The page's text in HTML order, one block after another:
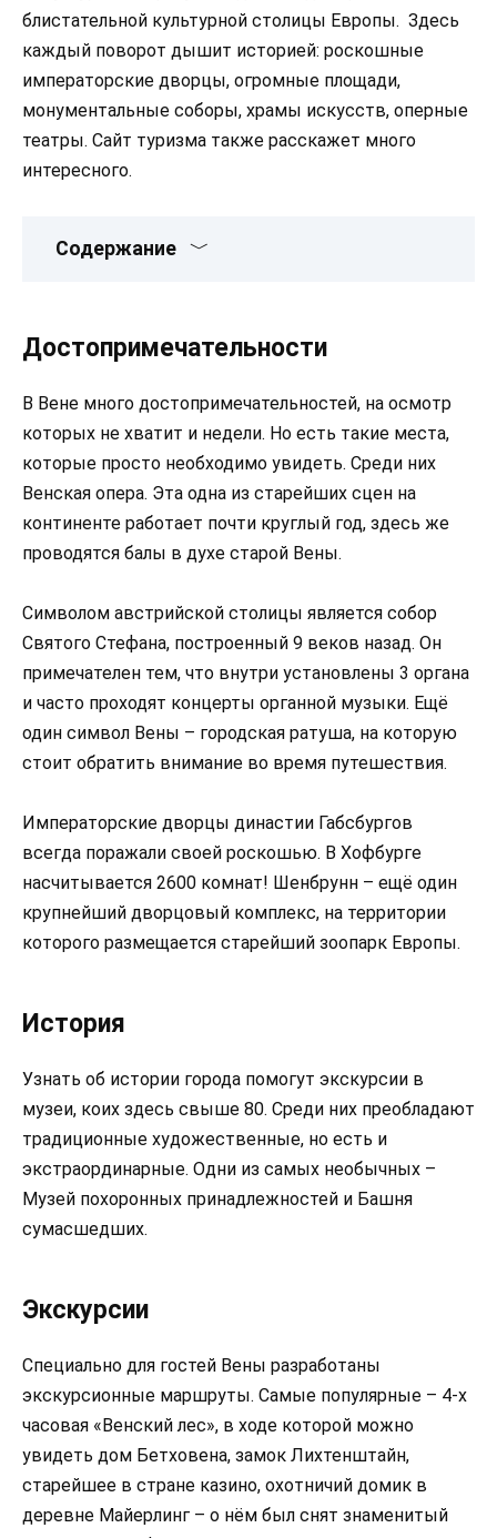
блистательной культурной столицы Европы. Здесь
каждый поворот дышит историей: роскошные
императорские дворцы, огромные площади,
монументальные соборы, храмы искусств, оперные
театры. Сайт туризма также расскажет много
интересного.
Содержание
Достопримечательности
В Вене много достопримечательностей, на осмотр
которых не хватит и недели. Но есть такие места,
которые просто необходимо увидеть. Среди них
Венская опера. Эта одна из старейших сцен на
континенте работает почти круглый год, здесь же
проводятся балы в духе старой Вены.
Символом австрийской столицы является собор
Святого Стефана, построенный 9 веков назад. Он
примечателен тем, что внутри установлены 3 органа
и часто проходят концерты органной музыки. Ещё
один символ Вены – городская ратуша, на которую
стоит обратить внимание во время путешествия.
Императорские дворцы династии Габсбургов
всегда поражали своей роскошью. В Хофбурге
насчитывается 2600 комнат! Шенбрунн – ещё один
крупнейший дворцовый комплекс, на территории
которого размещается старейший зоопарк Европы.
История
Узнать об истории города помогут экскурсии в
музеи, коих здесь свыше 80. Среди них преобладают
традиционные художественные, но есть и
экстраординарные. Одни из самых необычных –
Музей похоронных принадлежностей и Башня
сумасшедших.
Экскурсии
Специально для гостей Вены разработаны
экскурсионные маршруты. Самые популярные – 4-х
часовая «Венский лес», в ходе которой можно
увидеть дом Бетховена, замок Лихтенштайн,
старейшее в стране казино, охотничий домик в
деревне Майерлинг – о нём был снят знаменитый